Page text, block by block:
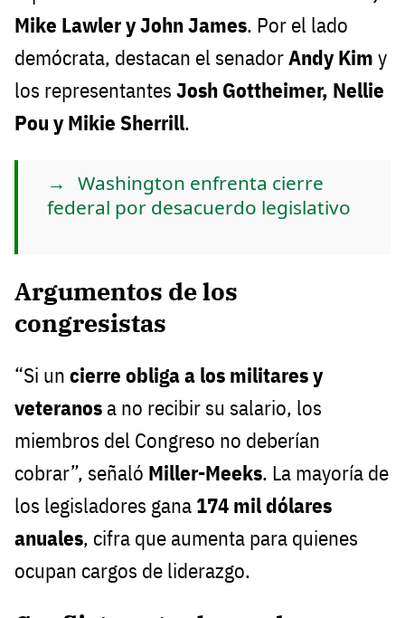
Mike Lawler y John James. Por el lado
demócrata, destacan el senadorAndy Kim y
los representantes Josh Gottheimer, Nellie
Pou y Mikie Sherrill.
Washington enfrenta cierre
federal por desacuerdo legislativo
Argumentos de los
congresistas
“Si un cierre obliga a los militares y
veteranos a no recibir su salario, los
miembros del Congreso no deberían
cobrar”, señaló Miller-Meeks. La mayoría de
los legisladores gana 174 mil dólares
anuales, cifra que aumenta para quienes
ocupan cargos de liderazgo.